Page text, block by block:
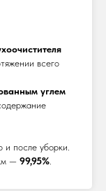
всего
углем
и после уборки.
— 99,95%